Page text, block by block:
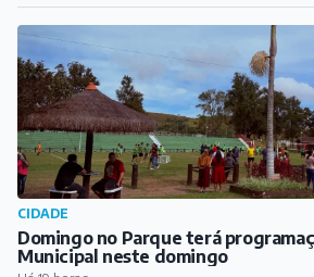
CULTURA
Fred Tafuri e Matheus Duque
Pink Floyd ao entardecer, no bar
Há 20 horas